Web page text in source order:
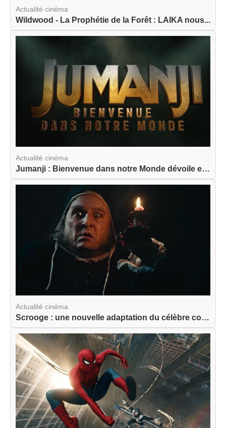
Actualité cinéma
Wildwood - La Prophétie de la Forêt : LAIKA nous...
Actualité cinéma
Jumanji : Bienvenue dans notre Monde dévoile enf...
Actualité cinéma
Scrooge : une nouvelle adaptation du célèbre con...